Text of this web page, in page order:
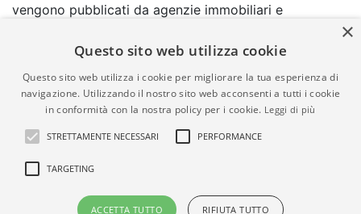
vengono pubblicati da agenzie immobiliari e
comporta l'approvazione o l'avallo da parte di
garanzia da parte di quest'ultima. immobiliare-italia.it
quindi non è responsabile della veridicità, della
correttezza, della completezza, della normativa in
materia di privacy e/o di alcun altro aspetto dei
suddetti annunci.
© Copyright 2007 - 2026
Powered by
×
Questo sito web utilizza cookie
Questo sito web utilizza i cookie per migliorare la tua esperienza di
navigazione. Utilizzando il nostro sito web acconsenti a tutti i cookie
in conformità con la nostra policy per i cookie. Leggi di più
STRETTAMENTE NECESSARI PERFORMANCE
TARGETING
ACCETTA TUTTO RIFIUTA TUTTO